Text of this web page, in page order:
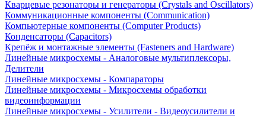
Кварцевые резонаторы и генераторы (Crystals and Oscillators)
Коммуникационные компоненты (Communication)
Компьютерные компоненты (Computer Products)
Конденсаторы (Capacitors)
Крепёж и монтажные элементы (Fasteners and Hardware)
Линейные микросхемы - Аналоговые мультиплексоры,
Делители
Линейные микросхемы - Компараторы
Линейные микросхемы - Микросхемы обработки
видеоинформации
Линейные микросхемы - Усилители - Видеоусилители и